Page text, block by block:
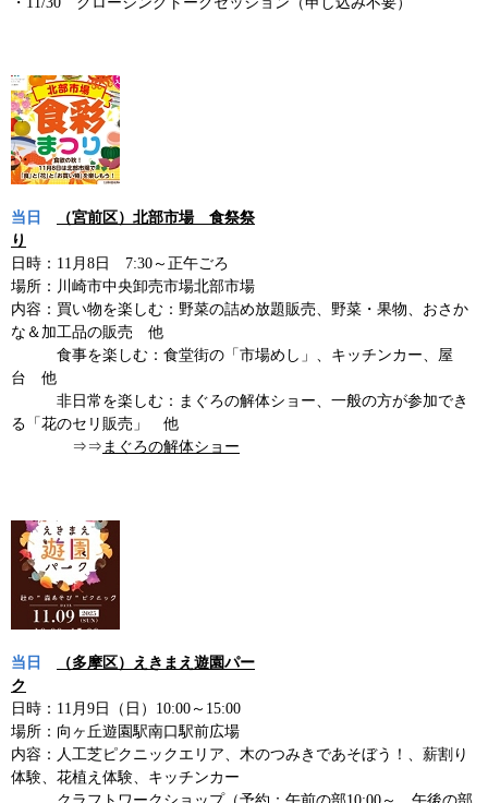
当日
（宮前区）北部市場 食祭祭
り
日時：11月8日 7:30～正午ごろ
場所：川崎市中央卸売市場北部市場
内容：買い物を楽しむ：野菜の詰め放題販売、野菜・果物、おさか
な＆加工品の販売 他
食事を楽しむ：食堂街の「市場めし」、キッチンカー、屋
台 他
非日常を楽しむ：まぐろの解体ショー、一般の方が参加でき
る「花のセリ販売」 他
⇒⇒まぐろの解体ショー
当日
（多摩区）えきまえ遊園パー
ク
日時：11月9日（日）10:00～15:00
場所：向ヶ丘遊園駅南口駅前広場
内容：人工芝ピクニックエリア、木のつみきであそぼう！、薪割り
体験、花植え体験、キッチンカー